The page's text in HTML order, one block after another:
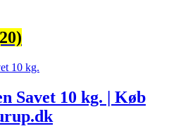
Savet 10 kg. | Køb